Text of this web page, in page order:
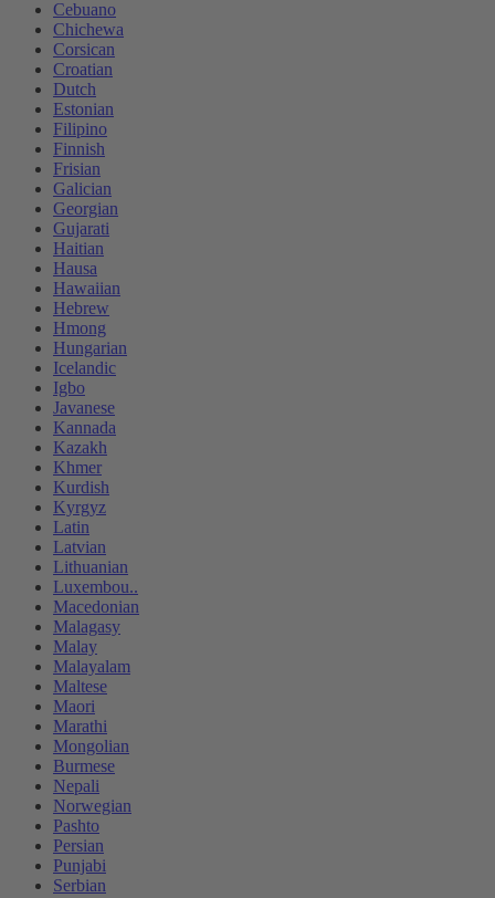
Cebuano
Chichewa
Corsican
Croatian
Dutch
Estonian
Filipino
Finnish
Frisian
Galician
Georgian
Gujarati
Haitian
Hausa
Hawaiian
Hebrew
Hmong
Hungarian
Icelandic
Igbo
Javanese
Kannada
Kazakh
Khmer
Kurdish
Kyrgyz
Latin
Latvian
Lithuanian
Luxembou..
Macedonian
Malagasy
Malay
Malayalam
Maltese
Maori
Marathi
Mongolian
Burmese
Nepali
Norwegian
Pashto
Persian
Punjabi
Serbian